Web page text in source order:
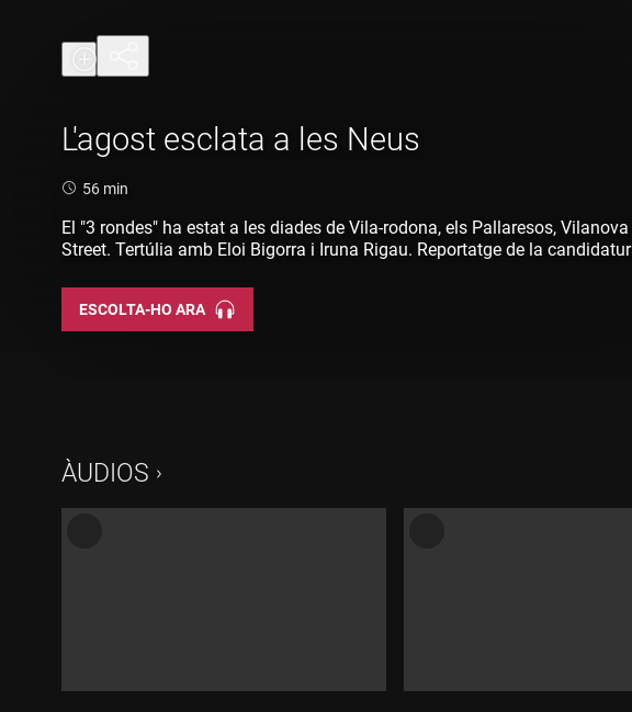
L'agost esclata a les Neus
Durada:
56 min
El "3 rondes" ha estat a les diades de Vila-rodona, els Pallaresos,
Street. Tertúlia amb Eloi Bigorra i Iruna Rigau. Reportatge de la
ESCOLTA-HO ARA
ÀUDIOS